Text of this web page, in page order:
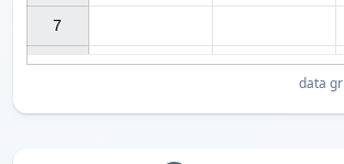
data
7